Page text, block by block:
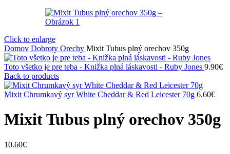
Click to enlarge
Domov Dobroty Orechy Mixit Tubus plný orechov 350g
Toto všetko je pre teba - Knižka plná láskavosti - Ruby Jones 9.90€
Back to products
Mixit Chrumkavý syr White Cheddar & Red Leicester 70g 6.60€
Mixit Tubus plný orechov 350g
10.60€